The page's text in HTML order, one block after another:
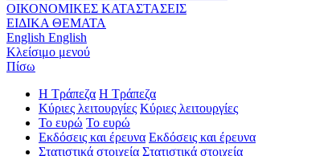
ΟΙΚΟΝΟΜΙΚΕΣ ΚΑΤΑΣΤΑΣΕΙΣ
ΕΙΔΙΚΑ ΘΕΜΑΤΑ
English English
Κλείσιμο μενού
Πίσω
Η Τράπεζα Η Τράπεζα
Κύριες λειτουργίες Κύριες λειτουργίες
Το ευρώ Το ευρώ
Εκδόσεις και έρευνα Εκδόσεις και έρευνα
Στατιστικά στοιχεία Στατιστικά στοιχεία